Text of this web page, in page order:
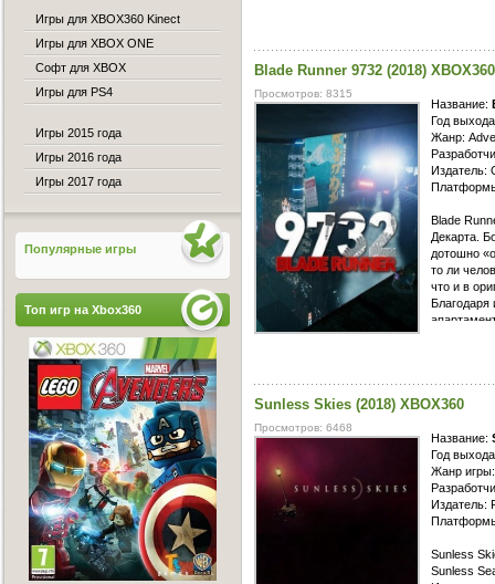
Blade Runner 9732 (2018) XBOX360
Просмотров: 8315
Название:
Год
Жанр:
Издатель:
Blade
Декарта.
дотошно
то ли
что и в
Благодаря
Sunless Skies (2018) XBOX360
Просмотров: 6468
Название:
Год
Жанр
Издатель:
Sunless
Sunless
Игры для XBOX360 Kinect
Игры для XBOX ONE
Софт для XBOX
Игры для PS4
Игры 2015 года
Игры 2016 года
Игры 2017 года
Популярные игры
Топ игр на Xbox360